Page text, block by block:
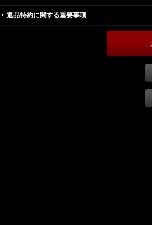
返品特約に関する重要事項